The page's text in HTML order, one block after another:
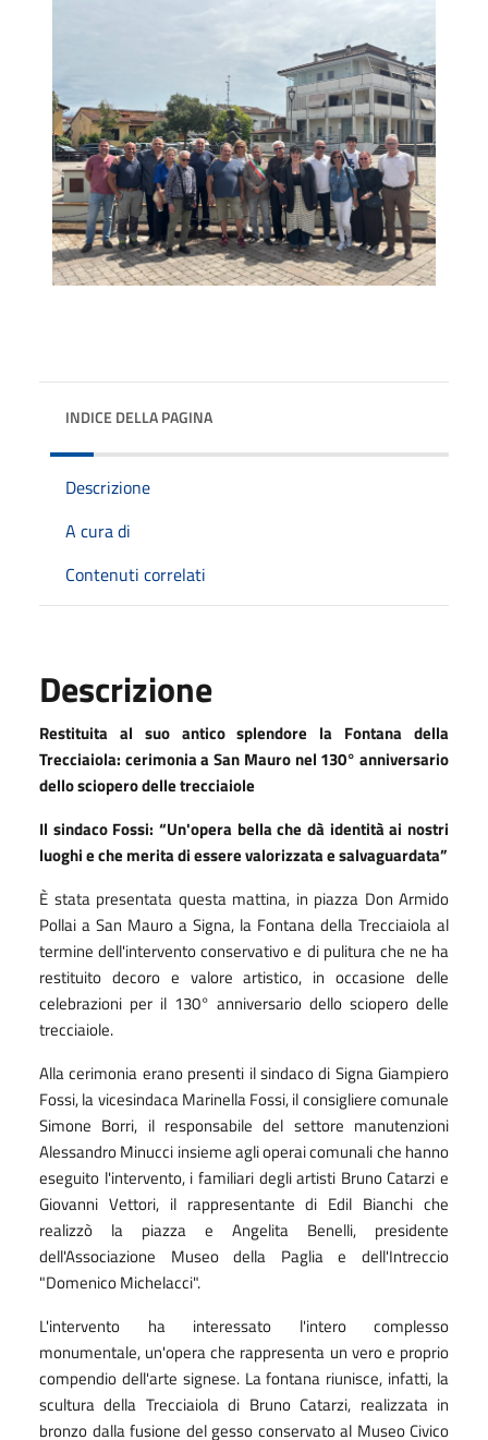
INDICE DELLA PAGINA
Descrizione
A cura di
Contenuti correlati
Descrizione
Restituita al suo antico splendore la Fontana della
Trecciaiola: cerimonia a San Mauro nel 130° anniversario
dello sciopero delle trecciaiole
Il sindaco Fossi: “Un'opera bella che dà identità ai nostri
luoghi e che merita di essere valorizzata e salvaguardata”
È stata presentata questa mattina, in piazza Don Armido
Pollai a San Mauro a Signa, la Fontana della Trecciaiola al
termine dell'intervento conservativo e di pulitura che ne ha
restituito decoro e valore artistico, in occasione delle
celebrazioni per il 130° anniversario dello sciopero delle
trecciaiole.
Alla cerimonia erano presenti il sindaco di Signa Giampiero
Fossi, la vicesindaca Marinella Fossi, il consigliere comunale
Simone Borri, il responsabile del settore manutenzioni
Alessandro Minucci insieme agli operai comunali che hanno
eseguito l'intervento, i familiari degli artisti Bruno Catarzi e
Giovanni Vettori, il rappresentante di Edil Bianchi che
realizzò la piazza e Angelita Benelli, presidente
dell'Associazione Museo della Paglia e dell'Intreccio
"Domenico Michelacci".
L'intervento ha interessato l'intero complesso
monumentale, un'opera che rappresenta un vero e proprio
compendio dell'arte signese. La fontana riunisce, infatti, la
scultura della Trecciaiola di Bruno Catarzi, realizzata in
bronzo dalla fusione del gesso conservato al Museo Civico